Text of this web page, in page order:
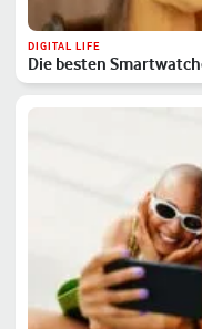
DIGITAL LIFE
Die besten